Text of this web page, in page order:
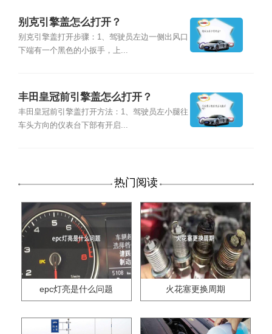
别克引擎盖怎么打开？
别克引擎盖打开步骤：1、驾驶员左边一侧出风口
下端有一个黑色的小扳手，上...
丰田皇冠前引擎盖怎么打开？
丰田皇冠前引擎盖打开方法：1、驾驶员左小腿往
车头方向的仪表台下部有开启...
热门阅读
epc灯亮是什么问题 火花塞更换周期